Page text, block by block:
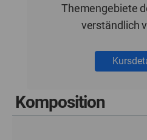
Themengebiete
verständlich
Komposition